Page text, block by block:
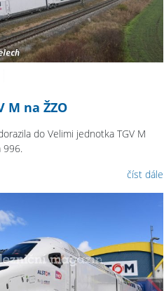
M na ŽZO
do Velimi jednotka TGV M
996.
číst dále